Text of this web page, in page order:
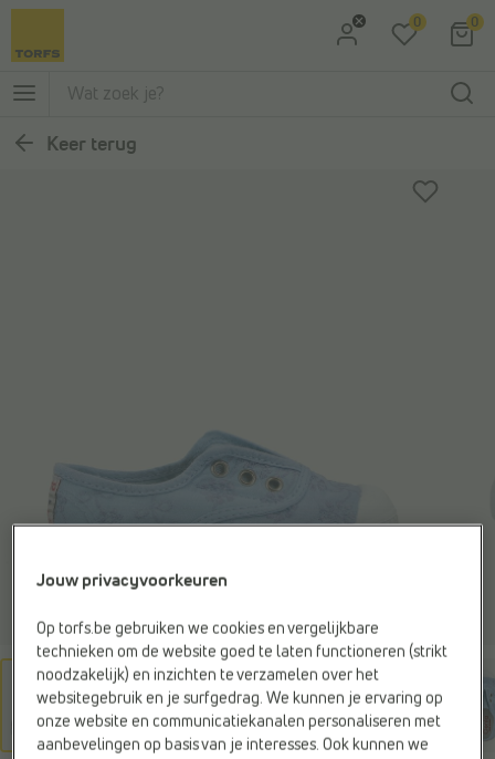
Ga naar Hoofdmenu
0 0
Keer terug
Jouw privacyvoorkeuren
Op torfs.be gebruiken we cookies en vergelijkbare
technieken om de website goed te laten functioneren (strikt
noodzakelijk) en inzichten te verzamelen over het
websitegebruik en je surfgedrag. We kunnen je ervaring op
onze website en communicatiekanalen personaliseren met
aanbevelingen op basis van je interesses. Ook kunnen we